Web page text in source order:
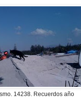
14238. Recuerdos año